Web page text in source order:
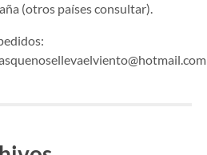
(otros países consultar).